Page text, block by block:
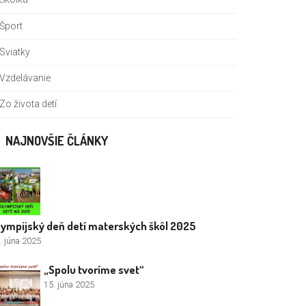
Šport
Sviatky
Vzdelávanie
Zo života detí
NAJNOVŠIE ČLÁNKY
deň detí materských škôl 2025
júna 2025
„Spolu tvoríme svet“
15. júna 2025